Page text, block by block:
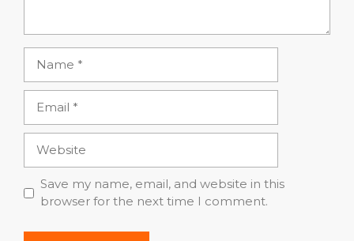
Save my name, email, and website in this
browser for the next time I comment.